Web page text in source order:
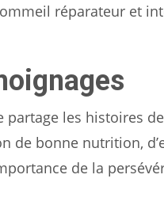
réparateur et
les histoires
de bonne nutrition,
de la